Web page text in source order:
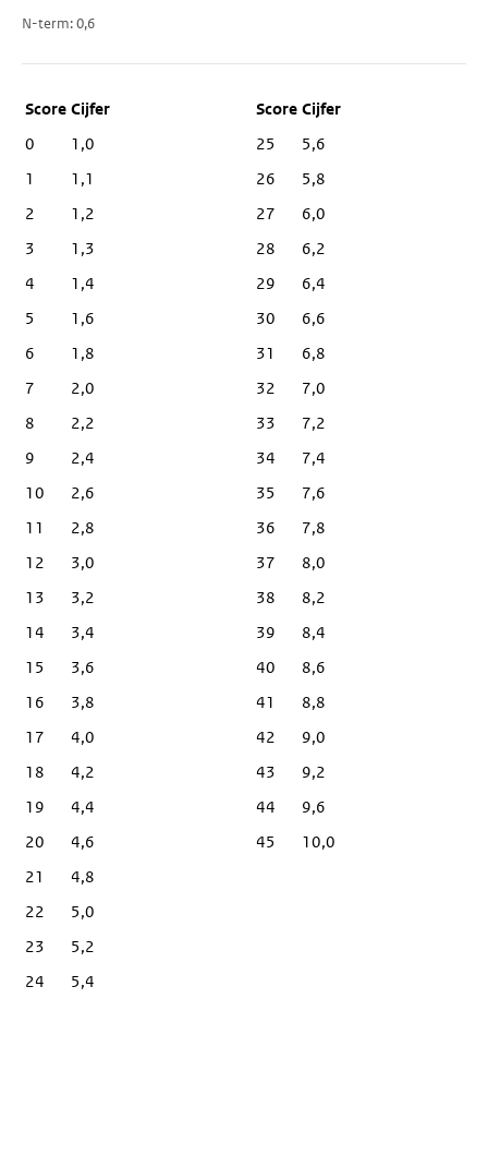
N-term 0,6
Score Cijfer
0
1,0
1
1,1
2
1,2
3
1,3
4
1,4
5
1,6
6
1,8
7
2,0
8
2,2
9
2,4
10
2,6
11
2,8
12
3,0
13
3,2
14
3,4
15
3,6
16
3,8
17
4,0
18
4,2
19
4,4
20
4,6
21
4,8
22
5,0
23
5,2
24
5,4
25
5,6
26
5,8
27
6,0
28
6,2
29
6,4
30
6,6
31
6,8
32
7,0
33
7,2
34
7,4
35
7,6
36
7,8
37
8,0
38
8,2
39
8,4
40
8,6
41
8,8
42
9,0
43
9,2
44
9,6
45
10,0